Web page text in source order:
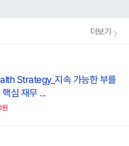
더보기
Strategy_지속 가능한 부를
심 재무 ...